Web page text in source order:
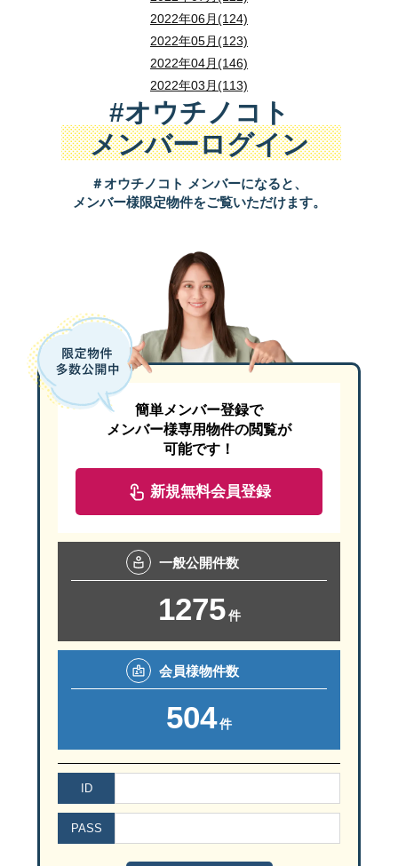
2022年06月(124)
2022年05月(123)
2022年04月(146)
2022年03月(113)
#オウチノコト
メンバーログイン
＃オウチノコト メンバーになると、
メンバー様限定物件をご覧いただけます。
簡単メンバー登録で
メンバー様専用物件の閲覧が
可能です！
新規無料会員登録
一般公開件数
1275 件
会員様物件数
504件
ID
PASS